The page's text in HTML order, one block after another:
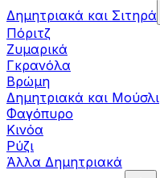
Δημητριακά και Σιτηρά
Πόριτζ
Ζυμαρικά
Γκρανόλα
Βρώμη
Δημητριακά και Μούσλι
Φαγόπυρο
Κινόα
Ρύζι
Άλλα Δημητριακά